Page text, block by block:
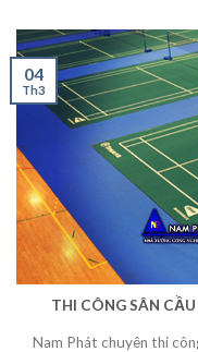
THI CÔNG SÂN
Nam Phát chuyên thi
04
Th3